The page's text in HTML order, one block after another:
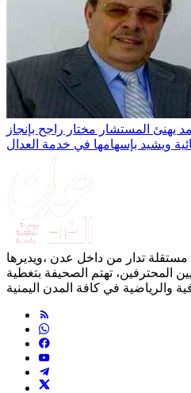
يهنئ المستشار مختار راجح بإنجاز
مستقلة تدار من داخل عدن ،ويديرها
المحترفين، تهتم الصحيفة بتغطية
والرياضية في كافة المدن اليمنية